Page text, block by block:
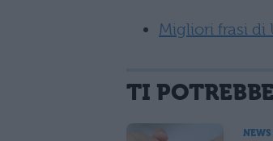
Migliori frasi di
TI